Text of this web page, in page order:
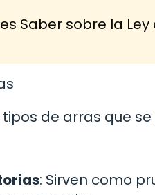
Saber sobre la
de arras que
: Sirven como